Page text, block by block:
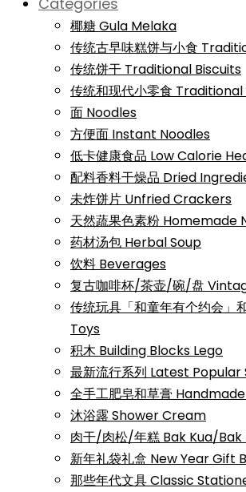
椰糖 Gula Melaka
传统古早味糕饼与小食
传统饼干 Traditional Biscuits
传统和现代小零食
面 Noodles
方便面 Instant Noodles
低卡健康食品 Low Calorie
配料香料干燥品 Dried
未炸饼片 Unfried Crackers
天然蔬果色素粉 Homemade
药材汤包 Herbal Soup
饮料 Beverages
复古咖啡杯/茶壶/碗/盘
传统玩具「和童年有个约会
Toys
积木 Building Blocks Lego
最新流行系列 Latest
全手工肥皂和草膏
沐浴露 Shower Cream
肉干/肉松/年糕 Bak Kua/
新年礼袋礼盒 New Year Gift
那些年代文具 Classic